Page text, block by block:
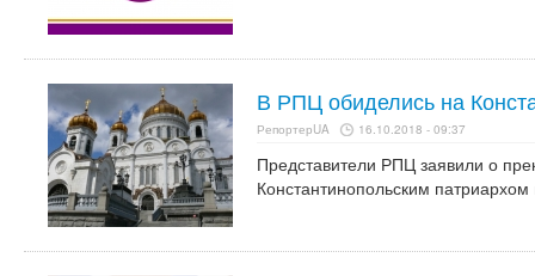
В РПЦ обиделись на
РепортерUA 16.10.2018 - 09:37
Представители РПЦ заявили о
Константинопольским